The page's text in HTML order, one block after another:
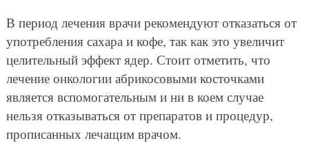
В период лечения врачи рекомендуют отказаться от
употребления сахара и кофе, так как это увеличит
целительный эффект ядер. Стоит отметить, что
лечение онкологии абрикосовыми косточками
является вспомогательным и ни в коем случае
нельзя отказываться от препаратов и процедур,
прописанных лечащим врачом.